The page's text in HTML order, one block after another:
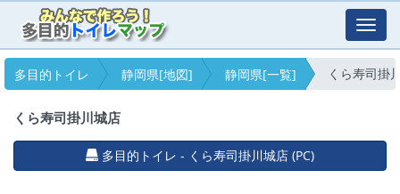
多目的トイレ
静岡県[地図] 静岡県[一覧] くら寿司掛
くら寿司掛川城店
多目的トイレ - くら寿司掛川城店 (PC)